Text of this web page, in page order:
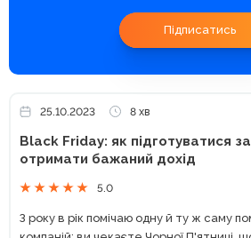
Підписатись
25.10.2023 8 хв
Black Friday: як підготуватися
отримати бажаний дохід
5.0
З року в рік помічаю одну й ту ж саму